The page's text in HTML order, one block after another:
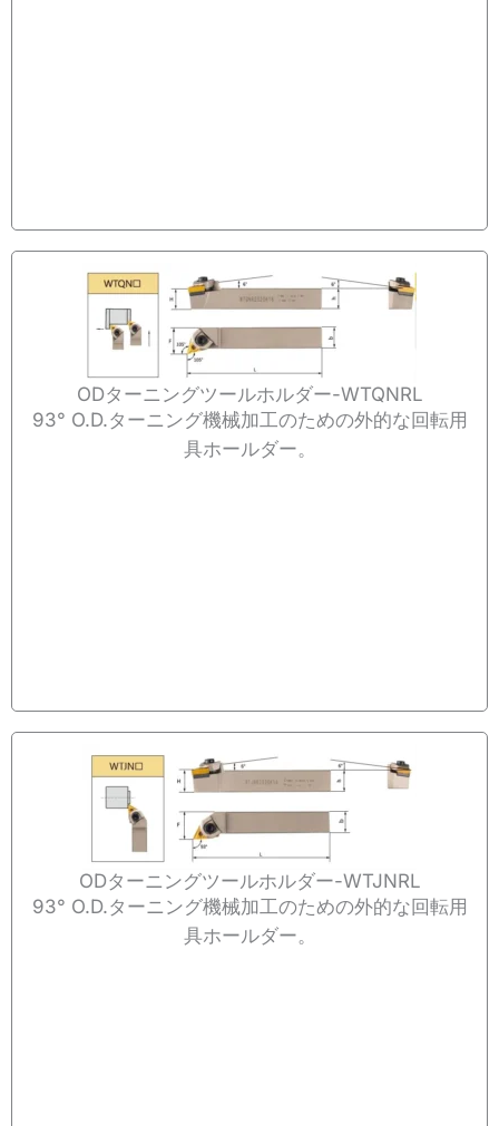
ODターニングツールホルダー-WTQNRL
93° O.D.ターニング機械加工のための外的な回転用
具ホールダー。
ODターニングツールホルダー-WTJNRL
93° O.D.ターニング機械加工のための外的な回転用
具ホールダー。